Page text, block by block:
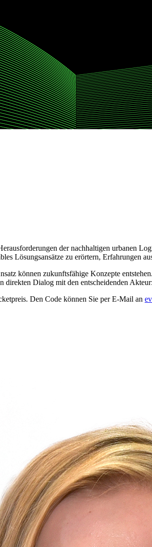
der nachhaltigen urbanen
Lösungsansätze zu erörtern, Erfahrungen
können zukunftsfähige Konzepte
Dialog mit den entscheidenden
Den Code können Sie per E-Mail an